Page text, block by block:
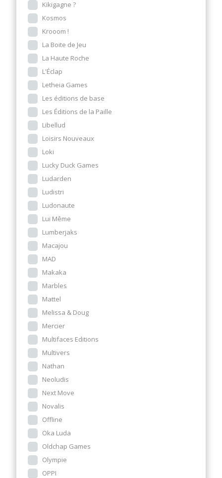
Kikigagne ?
Kosmos
Krooom !
La Boite de Jeu
La Haute Roche
L'Éclap
Letheia Games
Les éditions de base
Les Éditions de la Paille
Libellud
Loisirs Nouveaux
Loki
Lucky Duck Games
Ludarden
Ludistri
Ludonaute
Lui Même
Lumberjaks
Macajou
MAD
Makaka
Marbles
Mattel
Melissa & Doug
Mercier
Multifaces Editions
Multivers
Nathan
Neoludis
Next Move
Novalis
Offline
Oka Luda
Oldchap Games
Olympie
OPPI